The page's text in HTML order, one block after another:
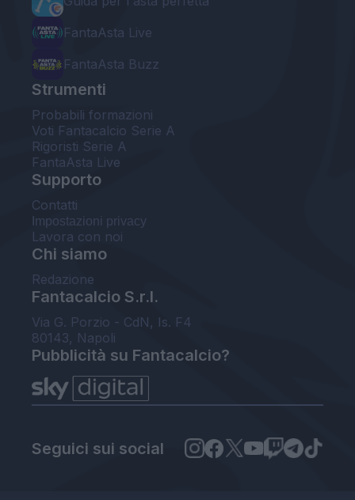
FantaAsta Live
FantaAsta Buzz
Strumenti
Probabili formazioni
Voti Fantacalcio Serie A
Rigoristi Serie A
FantaAsta Live
Supporto
Contatti
Impostazioni privacy
Lavora con noi
Chi siamo
Redazione
Fantacalcio S.r.l.
Via G. Porzio - CdN, Is. F4
80143, Napoli
Pubblicità su Fantacalcio?
Seguici sui social